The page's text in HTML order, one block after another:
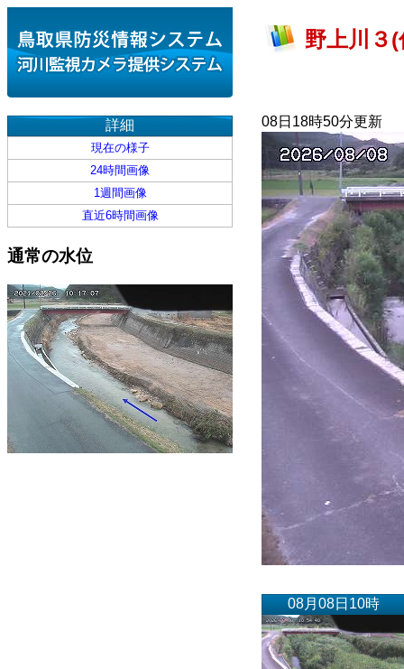
詳細
現在の様子
24時間画像
1週間画像
直近6時間画像
通常の水位
野上川３
08日18時50分更新
08月08日10時